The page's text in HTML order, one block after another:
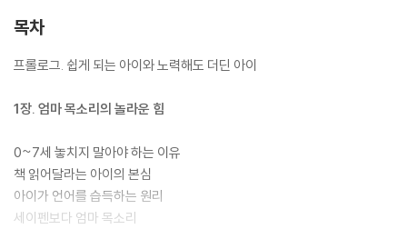
선이 다를 수밖에 없다.
이 책은 0~7세 아이에게 가장 효과적인 ‘엄마 목소리’로 영어 환경을 조성
자체에도 힘이 있지만, 표정과 숨결, 엄마의 품과 따스한 온도 등 아이의 시
엄마와 안정 애착을 형성하면서 가장 편안한 환경에서 언어 감각을 기르는
‘엄마 목소리 영어’는 훗날 사교육 효율 면에서도 최고의 대안이 된다. 우리
말처럼 자연스럽고 따뜻하게 영어가 스며드는 놀라운 과정을 이 책과 함께
경험할 수 있을 것이다.
목차
프롤로그. 쉽게 되는 아이와 노력해도 더딘 아이
1장. 엄마 목소리의 놀라운 힘
0~7세 놓치지 말아야 하는 이유
책 읽어달라는 아이의 본심
아이가 언어를 습득하는 원리
세이펜보다 엄마 목소리